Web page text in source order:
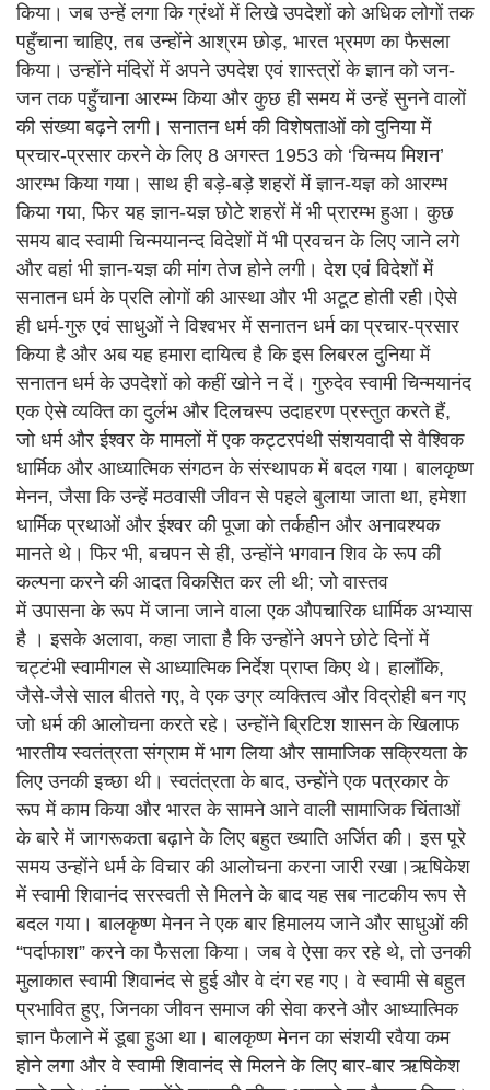
किया। जब उन्हें लगा कि ग्रंथों में लिखे उपदेशों को अधिक लोगों तक
पहुँचाना चाहिए, तब उन्होंने आश्रम छोड़, भारत भ्रमण का फैसला
किया। उन्होंने मंदिरों में अपने उपदेश एवं शास्त्रों के ज्ञान को जन-
जन तक पहुँचाना आरम्भ किया और कुछ ही समय में उन्हें सुनने वालों
की संख्या बढ़ने लगी। सनातन धर्म की विशेषताओं को दुनिया में
प्रचार-प्रसार करने के लिए 8 अगस्त 1953 को ‘चिन्मय मिशन’
आरम्भ किया गया। साथ ही बड़े-बड़े शहरों में ज्ञान-यज्ञ को आरम्भ
किया गया, फिर यह ज्ञान-यज्ञ छोटे शहरों में भी प्रारम्भ हुआ। कुछ
समय बाद स्वामी चिन्मयानन्द विदेशों में भी प्रवचन के लिए जाने लगे
और वहां भी ज्ञान-यज्ञ की मांग तेज होने लगी। देश एवं विदेशों में
सनातन धर्म के प्रति लोगों की आस्था और भी अटूट होती रही।ऐसे
ही धर्म-गुरु एवं साधुओं ने विश्वभर में सनातन धर्म का प्रचार-प्रसार
किया है और अब यह हमारा दायित्व है कि इस लिबरल दुनिया में
सनातन धर्म के उपदेशों को कहीं खोने न दें। गुरुदेव स्वामी चिन्मयानंद
एक ऐसे व्यक्ति का दुर्लभ और दिलचस्प उदाहरण प्रस्तुत करते हैं,
जो धर्म और ईश्वर के मामलों में एक कट्टरपंथी संशयवादी से वैश्विक
धार्मिक और आध्यात्मिक संगठन के संस्थापक में बदल गया। बालकृष्ण
मेनन, जैसा कि उन्हें मठवासी जीवन से पहले बुलाया जाता था, हमेशा
धार्मिक प्रथाओं और ईश्वर की पूजा को तर्कहीन और अनावश्यक
मानते थे। फिर भी, बचपन से ही, उन्होंने भगवान शिव के रूप की
कल्पना करने की आदत विकसित कर ली थी; जो वास्तव
में उपासना के रूप में जाना जाने वाला एक औपचारिक धार्मिक अभ्यास
है । इसके अलावा, कहा जाता है कि उन्होंने अपने छोटे दिनों में
चट्टंभी स्वामीगल से आध्यात्मिक निर्देश प्राप्त किए थे। हालाँकि,
जैसे-जैसे साल बीतते गए, वे एक उग्र व्यक्तित्व और विद्रोही बन गए
जो धर्म की आलोचना करते रहे। उन्होंने ब्रिटिश शासन के खिलाफ
भारतीय स्वतंत्रता संग्राम में भाग लिया और सामाजिक सक्रियता के
लिए उनकी इच्छा थी। स्वतंत्रता के बाद, उन्होंने एक पत्रकार के
रूप में काम किया और भारत के सामने आने वाली सामाजिक चिंताओं
के बारे में जागरूकता बढ़ाने के लिए बहुत ख्याति अर्जित की। इस पूरे
समय उन्होंने धर्म के विचार की आलोचना करना जारी रखा।ऋषिकेश
में स्वामी शिवानंद सरस्वती से मिलने के बाद यह सब नाटकीय रूप से
बदल गया। बालकृष्ण मेनन ने एक बार हिमालय जाने और साधुओं की
“पर्दाफाश” करने का फैसला किया। जब वे ऐसा कर रहे थे, तो उनकी
मुलाकात स्वामी शिवानंद से हुई और वे दंग रह गए। वे स्वामी से बहुत
प्रभावित हुए, जिनका जीवन समाज की सेवा करने और आध्यात्मिक
ज्ञान फैलाने में डूबा हुआ था। बालकृष्ण मेनन का संशयी रवैया कम
होने लगा और वे स्वामी शिवानंद से मिलने के लिए बार-बार ऋषिकेश